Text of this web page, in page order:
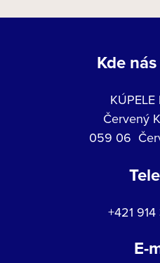
Kde
KÚPELE
Červený
059 06
+421
E-